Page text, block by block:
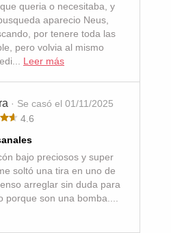
queria o necesitaba, y
aparecio Neus,
por tenere toda las
pero volvia al mismo
Leer más
· Se casó el 01/11/2025
4.6
bajo preciosos y super
soltó una tira en uno de
arreglar sin duda para
porque son una bomba....